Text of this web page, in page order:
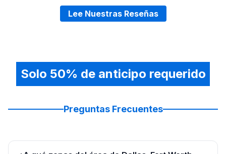
Lee Nuestras Reseñas
Solo 50% de anticipo requerido
Preguntas Frecuentes